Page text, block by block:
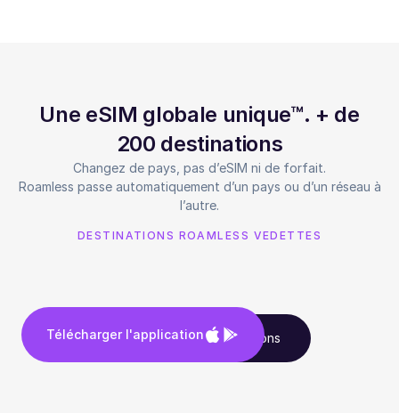
Une eSIM globale unique™. + de
200 destinations
Changez de pays, pas d’eSIM ni de forfait.
Roamless passe automatiquement d’un pays ou d’un réseau à
l’autre.
DESTINATIONS ROAMLESS VEDETTES
Voir toutes les destinations
Télécharger l'application